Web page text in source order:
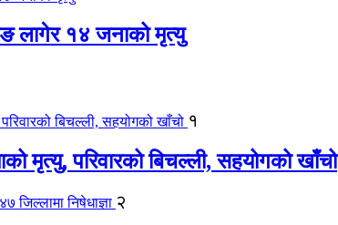
लागेर १४ जनाको मृत्यु
१
मृत्यु, परिवारको बिचल्ली, सहयोगको खाँचो
२